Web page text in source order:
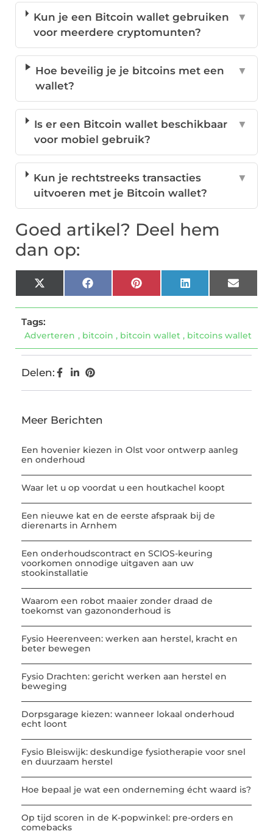
Kun je een Bitcoin wallet gebruiken
voor meerdere cryptomunten?
▼
Hoe beveilig je je bitcoins met een
wallet?
▼
Is er een Bitcoin wallet beschikbaar
voor mobiel gebruik?
▼
Kun je rechtstreeks transacties
uitvoeren met je Bitcoin wallet?
▼
Goed artikel? Deel hem
dan op:
X
(Twitter)
FacebookPinterestLinkedInEmail
Tags:
Adverteren , bitcoin , bitcoin wallet , bitcoins wallet
Delen:
Meer Berichten
Een hovenier kiezen in Olst voor ontwerp aanleg
en onderhoud
Waar let u op voordat u een houtkachel koopt
Een nieuwe kat en de eerste afspraak bij de
dierenarts in Arnhem
Een onderhoudscontract en SCIOS-keuring
voorkomen onnodige uitgaven aan uw
stookinstallatie
Waarom een robot maaier zonder draad de
toekomst van gazononderhoud is
Fysio Heerenveen: werken aan herstel, kracht en
beter bewegen
Fysio Drachten: gericht werken aan herstel en
beweging
Dorpsgarage kiezen: wanneer lokaal onderhoud
echt loont
Fysio Bleiswijk: deskundige fysiotherapie voor snel
en duurzaam herstel
Hoe bepaal je wat een onderneming écht waard is?
Op tijd scoren in de K-popwinkel: pre-orders en
comebacks